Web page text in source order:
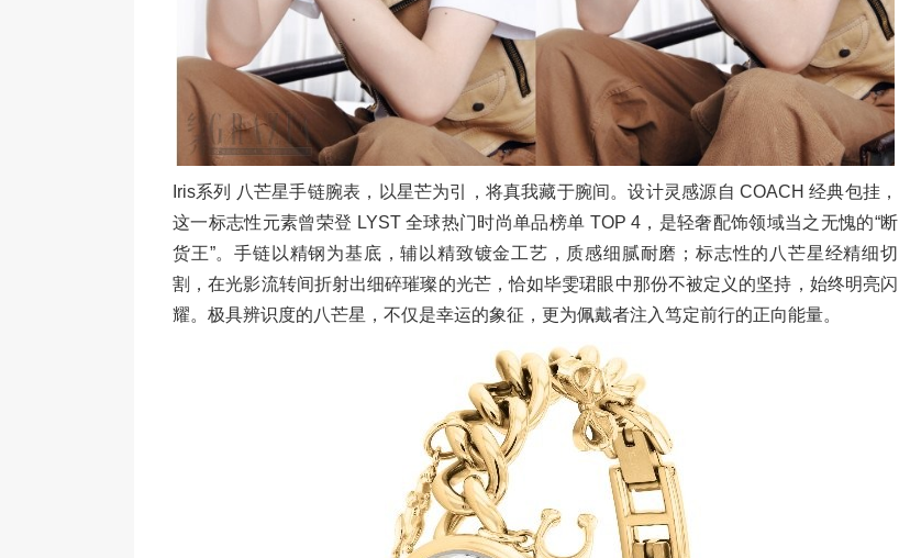
Iris系列 八芒星手链腕表，以星芒为引，将真我藏于腕间。设计灵感源自 COACH 经典包挂，
这一标志性元素曾荣登 LYST 全球热门时尚单品榜单 TOP 4，是轻奢配饰领域当之无愧的“断
货王”。手链以精钢为基底，辅以精致镀金工艺，质感细腻耐磨；标志性的八芒星经精细切
割，在光影流转间折射出细碎璀璨的光芒，恰如毕雯珺眼中那份不被定义的坚持，始终明亮闪
耀。极具辨识度的八芒星，不仅是幸运的象征，更为佩戴者注入笃定前行的正向能量。